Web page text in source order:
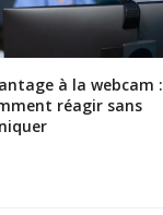
à la webcam :
réagir sans